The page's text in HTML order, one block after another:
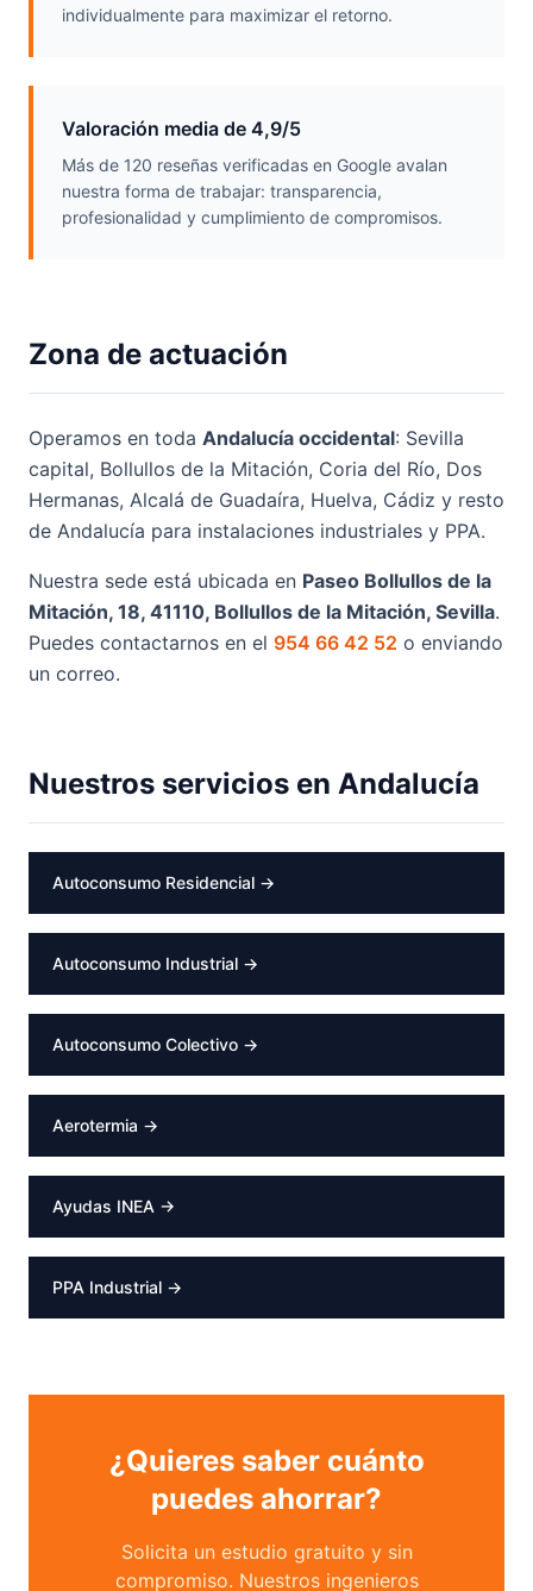
individualmente para maximizar el retorno.
Valoración media de 4,9/5
Más de 120 reseñas verificadas en Google avalan
nuestra forma de trabajar: transparencia,
profesionalidad y cumplimiento de compromisos.
Zona de actuación
Operamos en toda Andalucía occidental: Sevilla
capital, Bollullos de la Mitación, Coria del Río, Dos
Hermanas, Alcalá de Guadaíra, Huelva, Cádiz y resto
de Andalucía para instalaciones industriales y PPA.
Nuestra sede está ubicada en Paseo Bollullos de la
Mitación, 18, 41110, Bollullos de la Mitación, Sevilla.
Puedes contactarnos en el 954 66 42 52 o enviando
un correo.
Nuestros servicios en Andalucía
Autoconsumo Residencial →
Autoconsumo Industrial →
Autoconsumo Colectivo →
Aerotermia →
Ayudas INEA →
PPA Industrial →
¿Quieres saber cuánto
puedes ahorrar?
Solicita un estudio gratuito y sin
compromiso. Nuestros ingenieros